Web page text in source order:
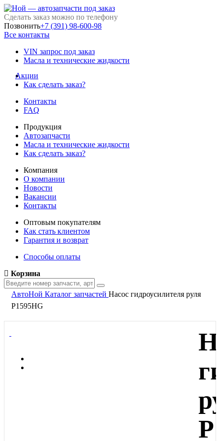
Сделать заказ можно по телефону
Позвонить+7 (391) 98-600-98
Все контакты
VIN запрос под заказ
Масла и технические жидкости
Акции
Как сделать заказ?
Контакты
FAQ
Продукция
Автозапчасти
Масла и технические жидкости
Как сделать заказ?
Компания
О компании
Новости
Вакансии
Контакты
Оптовым покупателям
Как стать клиентом
Гарантия и возврат
Способы оплаты
Корзина
АвтоНой Каталог запчастей Насос гидроусилителя руля
P1595HG